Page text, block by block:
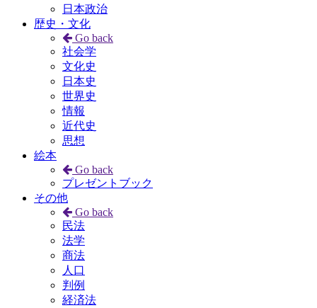
日本政治
歴史・文化
Go back
社会学
文化史
日本史
世界史
情報
近代史
思想
絵本
Go back
プレゼントブック
その他
Go back
民法
法学
商法
人口
判例
経済法